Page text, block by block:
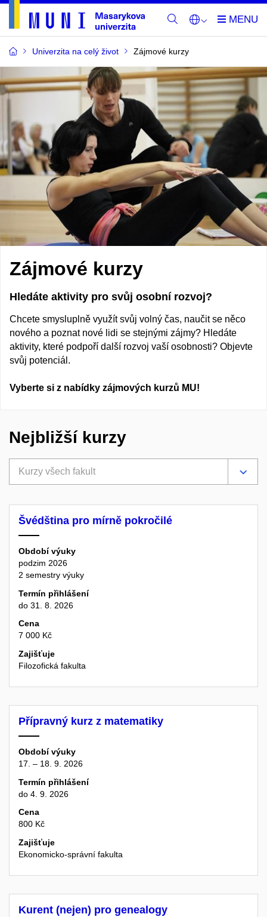
Univerzita na celý život Zájmové kurzy
Zájmové kurzy
Hledáte aktivity pro svůj osobní rozvoj?
Chcete smysluplně využít svůj volný čas, naučit se něco
nového a poznat nové lidi se stejnými zájmy? Hledáte
aktivity, které podpoří další rozvoj vaší osobnosti? Objevte
svůj potenciál.
Vyberte si z nabídky zájmových kurzů MU!
Nejbližší kurzy
Kurzy všech fakult
Švédština pro mírně pokročilé
Období výuky
podzim 2026
2 semestry výuky
Termín přihlášení
do 31. 8. 2026
Cena
7 000 Kč
Zajišťuje
Filozofická fakulta
Přípravný kurz z matematiky
Období výuky
17. – 18. 9. 2026
Termín přihlášení
do 4. 9. 2026
Cena
800 Kč
Zajišťuje
Ekonomicko-správní fakulta
Kurent (nejen) pro genealogy